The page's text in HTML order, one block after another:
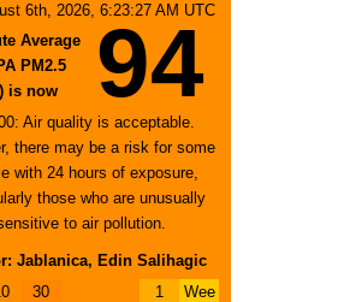
6th, 2026, 6:23:27 AM UTC
Average
PM2.5
is now
94
Air quality is acceptable.
there may be a risk for some
with 24 hours of exposure,
those who are unusually
to air pollution.
Jablanica, Edin Salihagic
30
1
Wee